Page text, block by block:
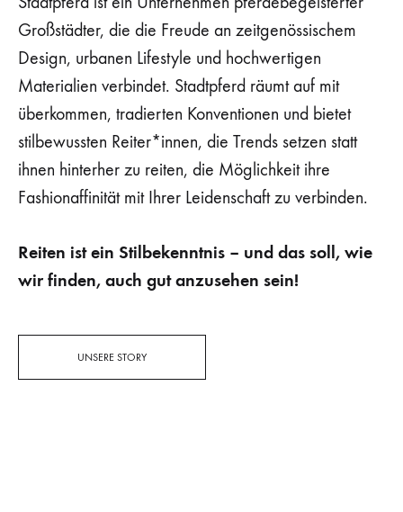
Großstädter, die die Freude an zeitgenössischem
Design, urbanen Lifestyle und hochwertigen
Materialien verbindet. Stadtpferd räumt auf mit
überkommen, tradierten Konventionen und bietet
stilbewussten Reiter*innen, die Trends setzen statt
ihnen hinterher zu reiten, die Möglichkeit ihre
Fashionaffinität mit Ihrer Leidenschaft zu verbinden.
Reiten ist ein Stilbekenntnis – und das soll, wie
wir finden, auch gut anzusehen sein!
UNSERE STORY